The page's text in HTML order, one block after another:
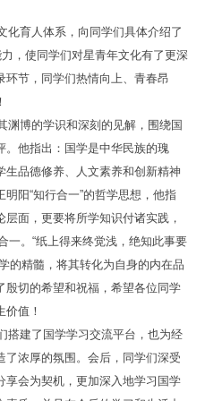
育人体系，向同学们具体介绍了
，使同学们对星青年文化有了更深
环节，同学们热情向上、青春昂
博的学识和深刻的见解，围绕国
。他指出：国学是中华民族的瑰
品德修养、人文素养和创新精神
阳“知行合一”的哲学思想，他指
面，更要将所学知识付诸实践，
一。“纸上得来终觉浅，绝知此事要
的精髓，将其转化为自身的内在品
殷切的希望和祝福，希望各位同学
值！
建了国学学习交流平台，也为经
了浓厚的氛围。会后，同学们深受
享会为契机，更加深入地学习国学